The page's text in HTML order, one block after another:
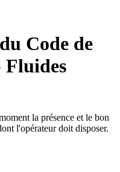
Code de
la présence et le bon
l'opérateur doit disposer.